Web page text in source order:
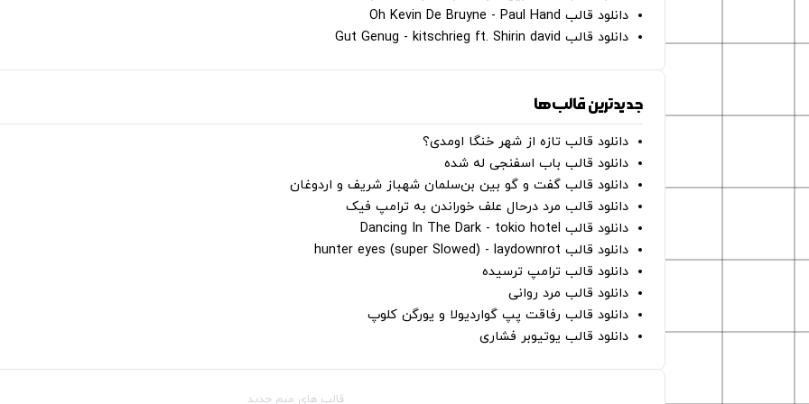
دانلود قالب Oh Kevin De Bruyne - Paul Hand
دانلود قالب Gut Genug - kitschrieg ft. Shirin david
جدیدترین قالب‌ها
دانلود قالب تازه از شهر خنگا اومدی؟
دانلود قالب باب اسفنجی له شده
دانلود قالب گفت و گو بین بن‌سلمان شهباز شریف و اردوغان
دانلود قالب مرد درحال علف خوراندن به ترامپ فیک
دانلود قالب Dancing In The Dark - tokio hotel
دانلود قالب hunter eyes (super Slowed) - laydownrot
دانلود قالب ترامپ ترسیده
دانلود قالب مرد روانی
دانلود قالب رفاقت پپ گواردیولا و یورگن کلوپ
دانلود قالب یوتیوبر فشاری
قالب‌ های میم جدید